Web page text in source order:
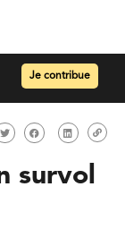
Je contribue
survol